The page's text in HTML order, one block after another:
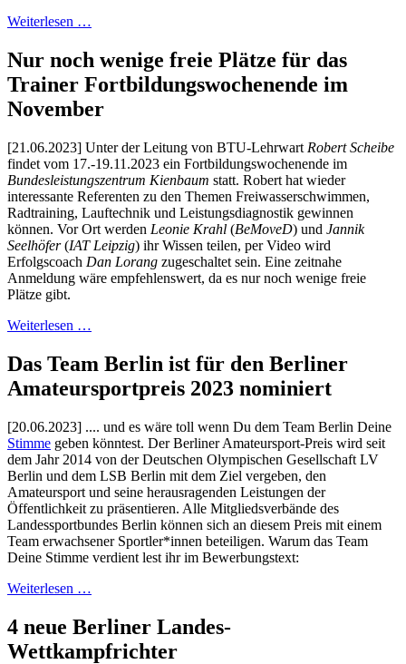
Weiterlesen …
Nur noch wenige freie Plätze für das
Trainer Fortbildungswochenende im
November
[21.06.2023] Unter der Leitung von BTU-Lehrwart Robert Scheibe
findet vom 17.-19.11.2023 ein Fortbildungswochenende im
Bundesleistungszentrum Kienbaum statt. Robert hat wieder
interessante Referenten zu den Themen Freiwasserschwimmen,
Radtraining, Lauftechnik und Leistungsdiagnostik gewinnen
können. Vor Ort werden Leonie Krahl (BeMoveD) und Jannik
Seelhöfer(IAT Leipzig) ihr Wissen teilen, per Video wird
Erfolgscoach Dan Lorang zugeschaltet sein. Eine zeitnahe
Anmeldung wäre empfehlenswert, da es nur noch wenige freie
Plätze gibt.
Weiterlesen …
Das Team Berlin ist für den Berliner
Amateursportpreis 2023 nominiert
[20.06.2023] .... und es wäre toll wenn Du dem Team Berlin Deine
Stimme geben könntest. Der Berliner Amateursport-Preis wird seit
dem Jahr 2014 von der Deutschen Olympischen Gesellschaft LV
Berlin und dem LSB Berlin mit dem Ziel vergeben, den
Amateursport und seine herausragenden Leistungen der
Öffentlichkeit zu präsentieren. Alle Mitgliedsverbände des
Landessportbundes Berlin können sich an diesem Preis mit einem
Team erwachsener Sportler*innen beteiligen. Warum das Team
Deine Stimme verdient lest ihr im Bewerbungstext:
Weiterlesen …
4 neue Berliner Landes-
Wettkampfrichter